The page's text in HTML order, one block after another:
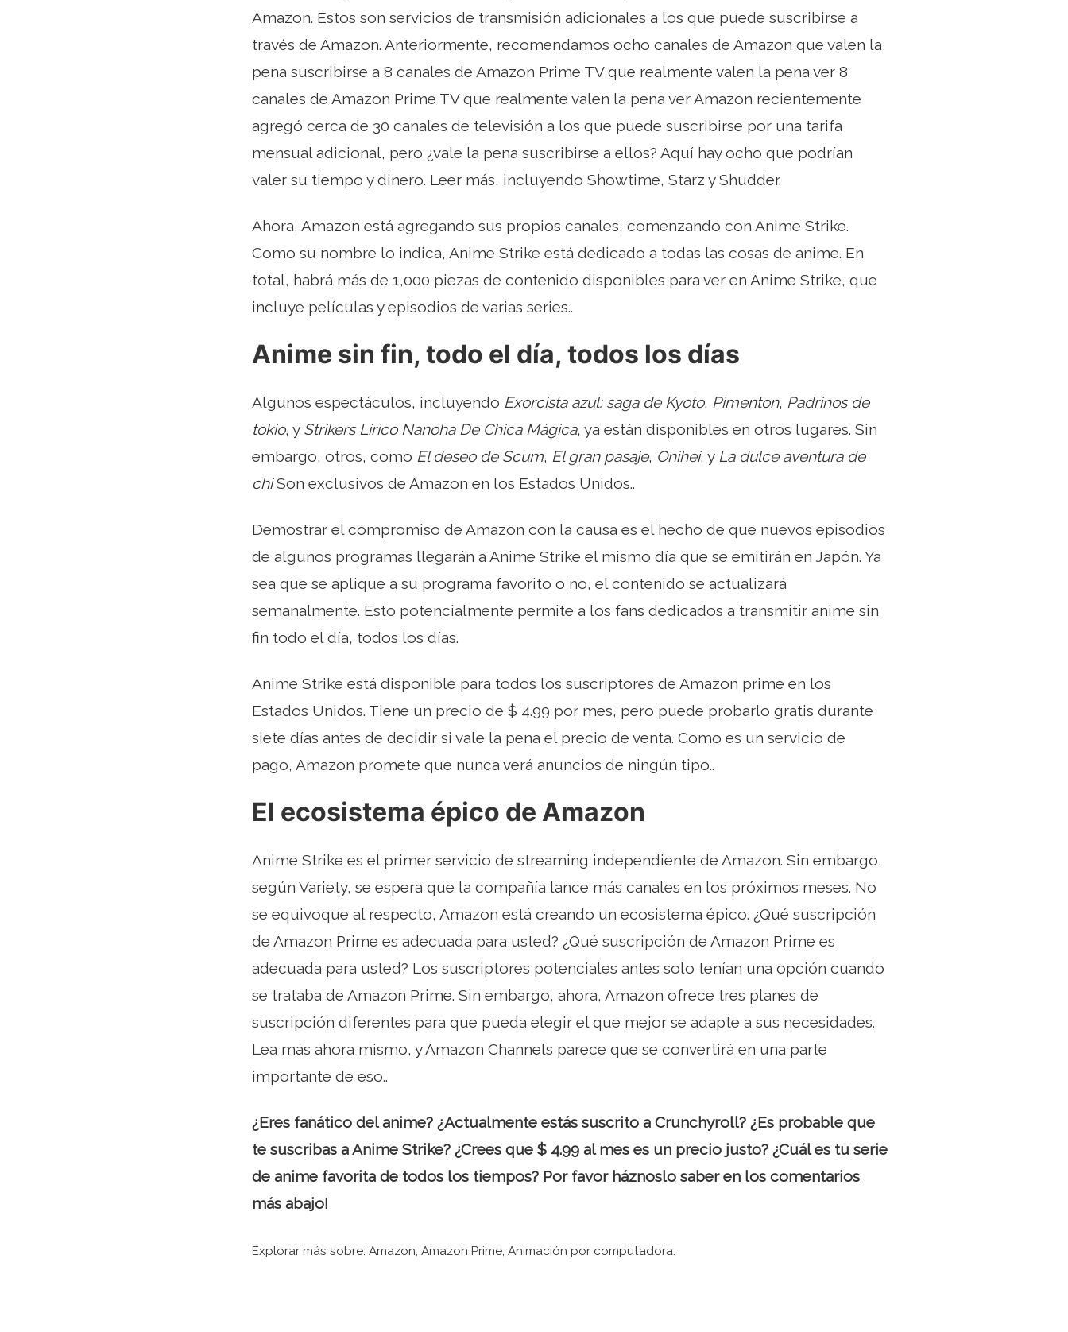
Amazon. Estos son servicios de transmisión adicionales a los que puede suscribirse a
través de Amazon. Anteriormente, recomendamos ocho canales de Amazon que valen la
pena suscribirse a 8 canales de Amazon Prime TV que realmente valen la pena ver 8
canales de Amazon Prime TV que realmente valen la pena ver Amazon recientemente
agregó cerca de 30 canales de televisión a los que puede suscribirse por una tarifa
mensual adicional, pero ¿vale la pena suscribirse a ellos? Aquí hay ocho que podrían
valer su tiempo y dinero. Leer más, incluyendo Showtime, Starz y Shudder.
Ahora, Amazon está agregando sus propios canales, comenzando con Anime Strike.
Como su nombre lo indica, Anime Strike está dedicado a todas las cosas de anime. En
total, habrá más de 1,000 piezas de contenido disponibles para ver en Anime Strike, que
incluye películas y episodios de varias series..
Anime sin fin, todo el día, todos los días
Algunos espectáculos, incluyendo Exorcista azul: saga de Kyoto, Pimenton, Padrinos de
tokio, y Strikers Lírico Nanoha De Chica Mágica, ya están disponibles en otros lugares. Sin
embargo, otros, como El deseo de Scum, El gran pasaje, Onihei, y La dulce aventura de
chiSon exclusivos de Amazon en los Estados Unidos..
Demostrar el compromiso de Amazon con la causa es el hecho de que nuevos episodios
de algunos programas llegarán a Anime Strike el mismo día que se emitirán en Japón. Ya
sea que se aplique a su programa favorito o no, el contenido se actualizará
semanalmente. Esto potencialmente permite a los fans dedicados a transmitir anime sin
fin todo el día, todos los días.
Anime Strike está disponible para todos los suscriptores de Amazon prime en los
Estados Unidos. Tiene un precio de $ 4.99 por mes, pero puede probarlo gratis durante
siete días antes de decidir si vale la pena el precio de venta. Como es un servicio de
pago, Amazon promete que nunca verá anuncios de ningún tipo..
El ecosistema épico de Amazon
Anime Strike es el primer servicio de streaming independiente de Amazon. Sin embargo,
según Variety, se espera que la compañía lance más canales en los próximos meses. No
se equivoque al respecto, Amazon está creando un ecosistema épico. ¿Qué suscripción
de Amazon Prime es adecuada para usted? ¿Qué suscripción de Amazon Prime es
adecuada para usted? Los suscriptores potenciales antes solo tenían una opción cuando
se trataba de Amazon Prime. Sin embargo, ahora, Amazon ofrece tres planes de
suscripción diferentes para que pueda elegir el que mejor se adapte a sus necesidades.
Lea más ahora mismo, y Amazon Channels parece que se convertirá en una parte
importante de eso..
¿Eres fanático del anime? ¿Actualmente estás suscrito a Crunchyroll? ¿Es probable que
te suscribas a Anime Strike? ¿Crees que $ 4.99 al mes es un precio justo? ¿Cuál es tu serie
de anime favorita de todos los tiempos? Por favor háznoslo saber en los comentarios
más abajo!
Explorar más sobre: ​​Amazon, Amazon Prime, Animación por computadora.